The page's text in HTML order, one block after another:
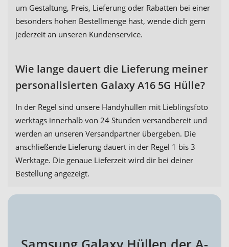
um Gestaltung, Preis, Lieferung oder Rabatten bei einer
besonders hohen Bestellmenge hast, wende dich gern
jederzeit an unseren Kundenservice.
Wie lange dauert die Lieferung meiner
personalisierten Galaxy A16 5G Hülle?
In der Regel sind unsere Handyhüllen mit Lieblingsfoto
werktags innerhalb von 24 Stunden versandbereit und
werden an unseren Versandpartner übergeben. Die
anschließende Lieferung dauert in der Regel 1 bis 3
Werktage. Die genaue Lieferzeit wird dir bei deiner
Bestellung angezeigt.